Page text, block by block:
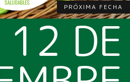
PRÓXIMA FECHA
DE